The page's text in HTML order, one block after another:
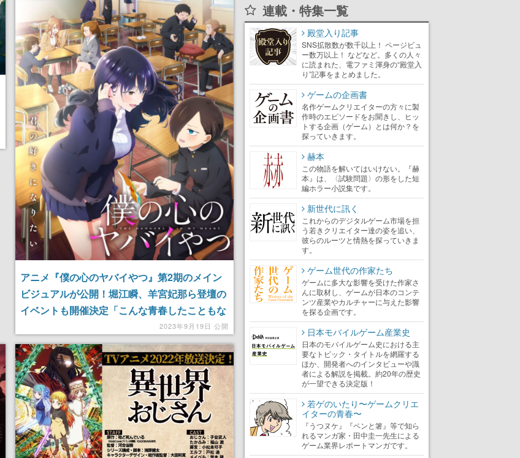
アニメ『僕の心のヤバイやつ』第2期のメイン
ビジュアルが公開！堀江瞬、羊宮妃那ら登壇の
イベントも開催決定「こんな青春したこともな
いのに「してたな」と確信させてくれる」
2023年9月19日 公開
連載・特集一覧
殿堂入り記事
SNS拡散数が数千以上！ ページビュ
ー数万以上！ などなど。多くの人々
に読まれた、電ファミ渾身の“殿堂入
り”記事をまとめました。
ゲームの企画書
名作ゲームクリエイターの方々に製
作時のエピソードをお聞きし、ヒッ
トする企画（ゲーム）とは何か？を
探っていきます。
赫本
この物語を解いてはいけない。『赫
本』は、〈試験問題〉の形をした短
編ホラー小説集です。
新世代に訊く
これからのデジタルゲーム市場を担
う若きクリエイター達の姿を追い、
彼らのルーツと情熱を探っていきま
す。
ゲーム世代の作家たち
ゲームに多大な影響を受けた作家さ
んに取材し、ゲームが日本のコンテ
ンツ産業やカルチャーに与えた影響
を探る企画です。
日本モバイルゲーム産業史
日本のモバイルゲーム史における主
要なトピック・タイトルを網羅する
ほか、開発者へのインタビューや識
者による解説を掲載。約20年の歴史
が一望できる決定版！
若ゲのいたり〜ゲームクリエ
イターの青春〜
『うつヌケ』『ペンと箸』等で知ら
れるマンガ家・田中圭一先生による
ゲーム業界レポートマンガです。